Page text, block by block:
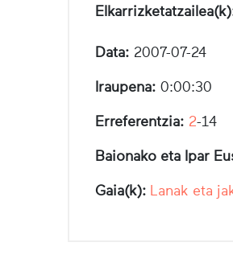
Data: 2007-07-24
Iraupena: 0:00:30
Erreferentzia: 2-14
Baionako eta Ipar
Gaia(k): Lanak eta